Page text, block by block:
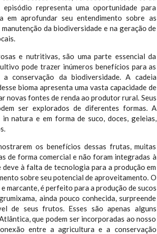
representa uma oportunidade para
em aprofundar seu entendimento sobre as
da biodiversidade e na geração de
e nutritivas, são uma parte essencial da
pode trazer inúmeros benefícios para as
conservação da biodiversidade. A cadeia
bioma apresenta uma vasta capacidade de
novas fontes de renda ao produtor rural. Seus
ser explorados de diferentes formas. A
natura e em forma de suco, doces, geleias,
os benefícios dessas frutas, muitas
de forma comercial e não foram integradas à
à falta de tecnologia para a produção em
sobre seu potencial de aproveitamento. O
marcante, é perfeito para a produção de sucos
ainda pouco conhecida, surpreende
de seus frutos. Esses são apenas alguns
que podem ser incorporadas ao nosso
entre a agricultura e a conservação